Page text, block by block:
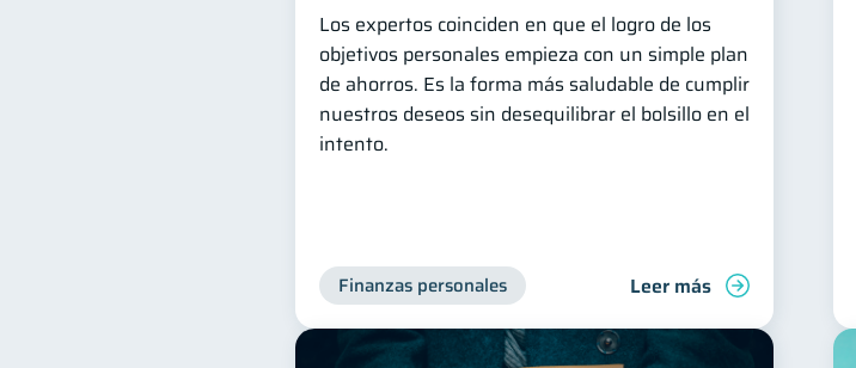
Los expertos coinciden en que el logro de los
objetivos personales empieza con un simple plan
de ahorros. Es la forma más saludable de cumplir
nuestros deseos sin desequilibrar el bolsillo en el
intento.
Finanzas personales Leer más